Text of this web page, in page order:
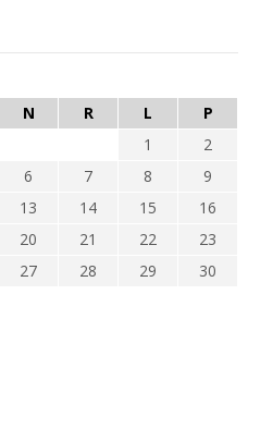
N R L
P
1
2
6 7 8
9
13 14 15
16
20 21 22
23
27 28 29
30